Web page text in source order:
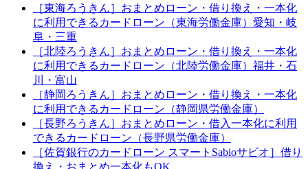
［東海ろうきん］おまとめローン・借り換え・一本化
に利用できるカードローン（東海労働金庫）愛知・岐
阜・三重
［北陸ろうきん］おまとめローン・借り換え・一本化
に利用できるカードローン（北陸労働金庫）福井・石
川・富山
［静岡ろうきん］おまとめローン・借り換え・一本化
に利用できるカードローン（静岡県労働金庫）
［長野ろうきん］おまとめローン・借入一本化に利用
できるカードローン（長野県労働金庫）
［佐賀銀行のカードローン スマートSabioサビオ］借り
換え・おまとめ一本化もOK